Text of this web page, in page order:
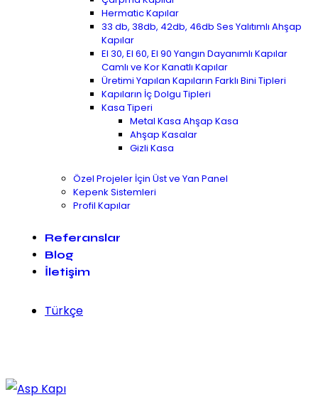
Hermatic Kapılar
33 db, 38db, 42db, 46db Ses Yalıtımlı Ahşap
Kapılar
EI 30, EI 60, EI 90 Yangın Dayanımlı Kapılar
Camlı ve Kor Kanatlı Kapılar
Üretimi Yapılan Kapıların Farklı Bini Tipleri
Kapıların İç Dolgu Tipleri
Kasa Tiperi
Metal Kasa Ahşap Kasa
Ahşap Kasalar
Gizli Kasa
Özel Projeler İçin Üst ve Yan Panel
Kepenk Sistemleri
Profil Kapılar
Referanslar
Blog
İletişim
Türkçe